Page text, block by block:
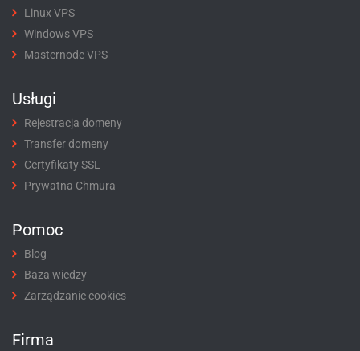
Linux VPS
Windows VPS
Masternode VPS
Usługi
Rejestracja domeny
Transfer domeny
Certyfikaty SSL
Prywatna Chmura
Pomoc
Blog
Baza wiedzy
Zarządzanie cookies
Firma